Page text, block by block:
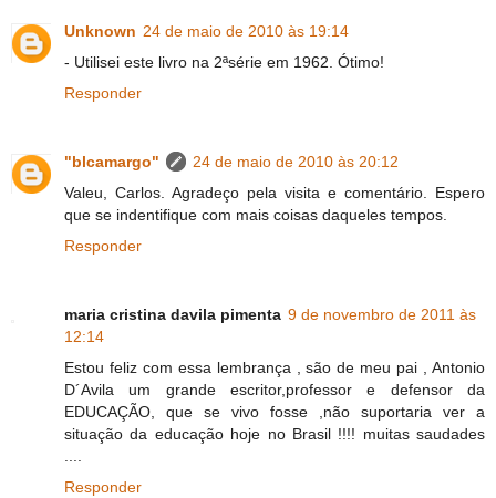
Unknown 24 de maio de 2010 às 19:14
- Utilisei este livro na 2ªsérie em 1962. Ótimo!
Responder
"blcamargo"
24 de maio de 2010 às 20:12
Valeu, Carlos. Agradeço pela visita e comentário. Espero
que se indentifique com mais coisas daqueles tempos.
Responder
maria cristina davila pimenta 9 de novembro de 2011 às
12:14
Estou feliz com essa lembrança , são de meu pai , Antonio
D´Avila um grande escritor,professor e defensor da
EDUCAÇÃO, que se vivo fosse ,não suportaria ver a
situação da educação hoje no Brasil !!!! muitas saudades
Responder